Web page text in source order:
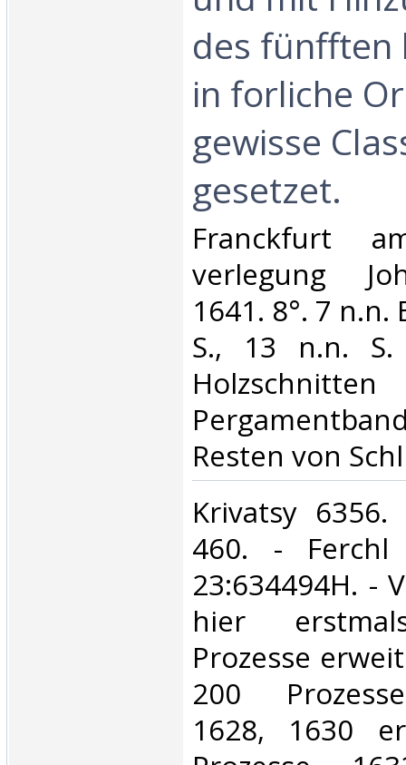
des fünfften
in forliche
gewisse
gesetzet.‎
‎Franckfurt
verlegung
1641. 8°. 7 n.n.
S., 13 n.n.
Resten von
‎Krivatsy
460. -
23:634494H. -
hier
Prozesse
200
1628, 1630